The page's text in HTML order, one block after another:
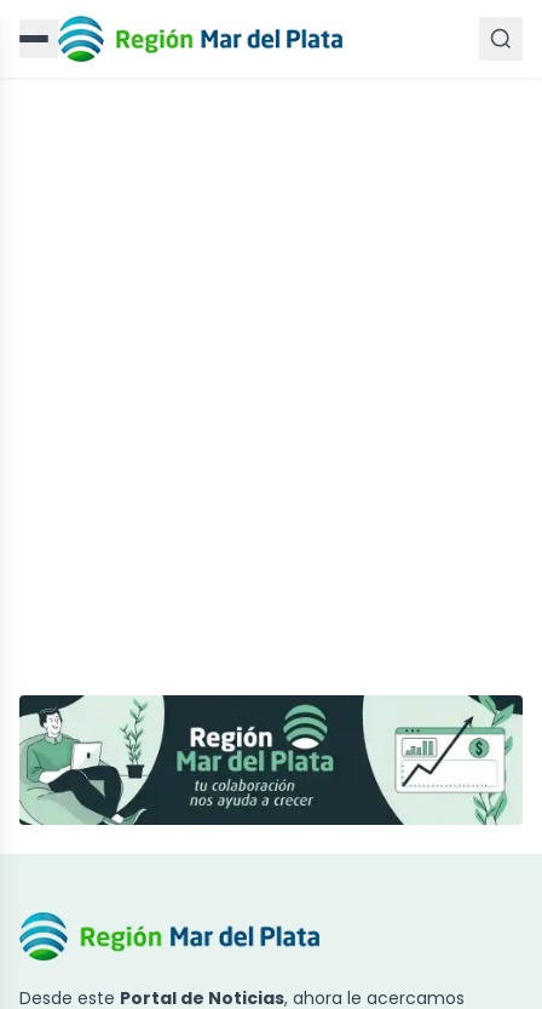
Desde este Portal de Noticias, ahora le acercamos